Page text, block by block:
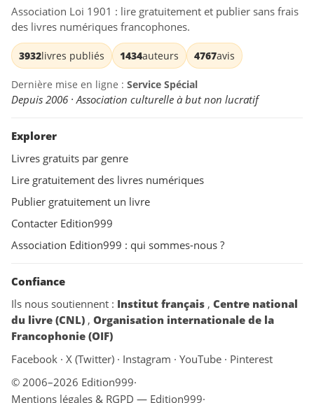
Association Loi 1901 : lire gratuitement et publier sans frais
des livres numériques francophones.
3932livres publiés 1434auteurs 4767avis
Dernière mise en ligne : Service Spécial
Depuis 2006 · Association culturelle à but non lucratif
Explorer
Livres gratuits par genre
Lire gratuitement des livres numériques
Publier gratuitement un livre
Contacter Edition999
Association Edition999 : qui sommes-nous ?
Confiance
Ils nous soutiennent : Institut français , Centre national
du livre (CNL) , Organisation internationale de la
Francophonie (OIF)
Facebook · X (Twitter) · Instagram · YouTube · Pinterest
© 2006–2026 Edition999·
Mentions légales & RGPD — Edition999·